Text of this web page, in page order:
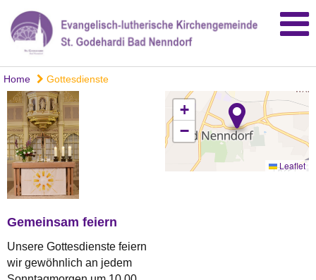
Home Gottesdienste
Gemeinsam feiern
Unsere Gottesdienste feiern
wir gewöhnlich an jedem
+
−
Leaflet